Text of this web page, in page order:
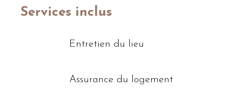
Services inclus
Entretien du lieu
Assurance du logement